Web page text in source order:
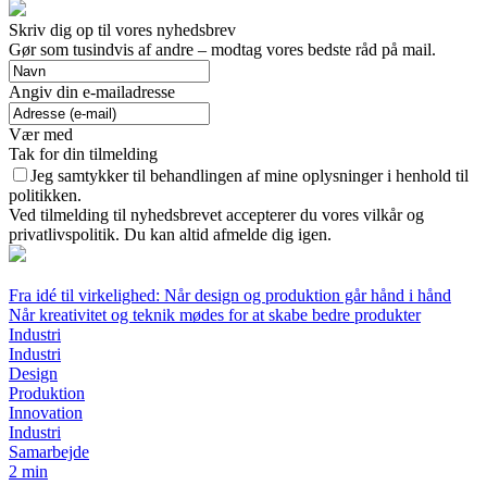
Skriv dig op til vores nyhedsbrev
Gør som tusindvis af andre – modtag vores bedste råd på mail.
Angiv din e-mailadresse
Vær med
Tak for din tilmelding
Jeg samtykker til behandlingen af mine oplysninger i henhold til
politikken.
Ved tilmelding til nyhedsbrevet accepterer du vores vilkår og
privatlivspolitik. Du kan altid afmelde dig igen.
Fra idé til virkelighed: Når design og produktion går hånd i hånd
Når kreativitet og teknik mødes for at skabe bedre produkter
Industri
Industri
Design
Produktion
Innovation
Industri
Samarbejde
2 min